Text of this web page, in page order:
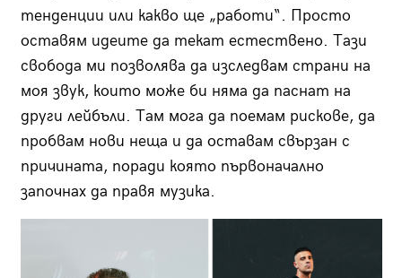
тенденции или какво ще „работи“. Просто
оставям идеите да текат естествено. Тази
свобода ми позволява да изследвам страни на
моя звук, които може би няма да паснат на
други лейбъли. Там мога да поемам рискове, да
пробвам нови неща и да оставам свързан с
причината, поради която първоначално
започнах да правя музика.